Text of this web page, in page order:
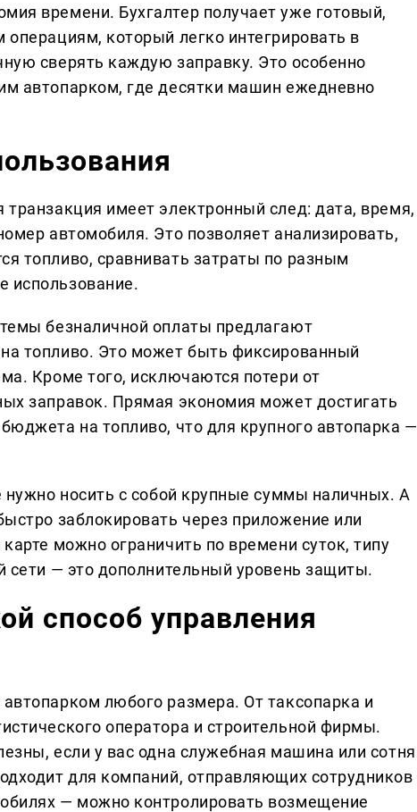
времени. Бухгалтер получает уже готовый,
операциям, который легко интегрировать в
сверять каждую заправку. Это особенно
автопарком, где десятки машин ежедневно
имеет электронный след: дата, время,
автомобиля. Это позволяет анализировать,
топливо, сравнивать затраты по разным
использование.
безналичной оплаты предлагают
топливо. Это может быть фиксированный
Кроме того, исключаются потери от
заправок. Прямая экономия может достигать
на топливо, что для крупного автопарка —
нужно носить с собой крупные суммы наличных. А
заблокировать через приложение или
можно ограничить по времени суток, типу
сети — это дополнительный уровень защиты.
способ управления
любого размера. От таксопарка и
оператора и строительной фирмы.
если у вас одна служебная машина или сотня
для компаний, отправляющих сотрудников
— можно контролировать возмещение